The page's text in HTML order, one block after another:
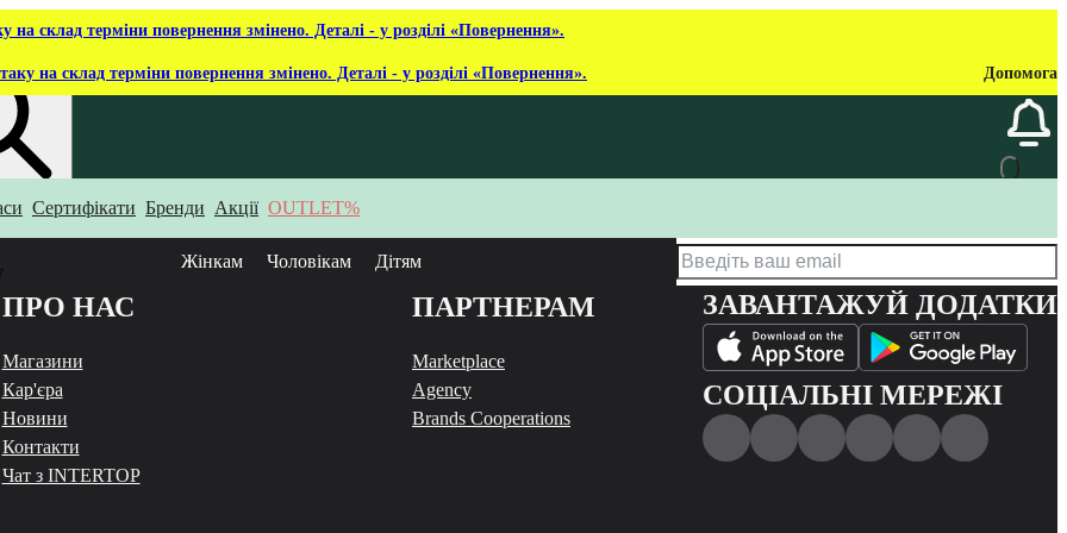
на склад терміни повернення змінено. Деталі - у розділі «Повернення».
на склад терміни повернення змінено. Деталі - у розділі «Повернення». Допомога
Сертифікати Бренди Акції OUTLET%
Жінкам Чоловікам Дітям
ПРО НАС
Магазини
Кар'єра
Новини
Контакти
Чат з INTERTOP
ПАРТНЕРАМ
Marketplace
Agency
Brands Cooperations
ЗАВАНТАЖУЙ ДОДАТКИ
СОЦІАЛЬНІ МЕРЕЖІ